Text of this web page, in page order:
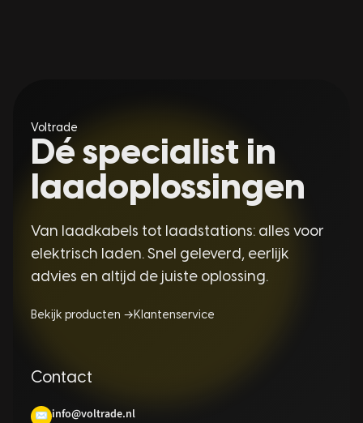
Voltrade
Dé specialist in
laadoplossingen
Van laadkabels tot laadstations: alles voor
elektrisch laden. Snel geleverd, eerlijk
advies en altijd de juiste oplossing.
Bekijk producten → Klantenservice
Contact
✉ info@voltrade.nl